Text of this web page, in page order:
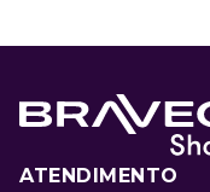
ATENDIMENTO